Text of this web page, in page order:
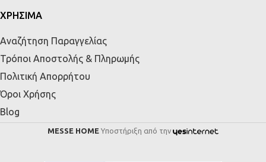
ΧΡΗΣΙΜΑ
Αναζήτηση Παραγγελίας
Τρόποι Αποστολής & Πληρωμής
Πολιτική Απορρήτου
Όροι Χρήσης
Blog
MESSE HOME Υποστήριξη από την